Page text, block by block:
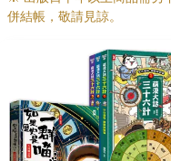
併結帳，敬請見諒。